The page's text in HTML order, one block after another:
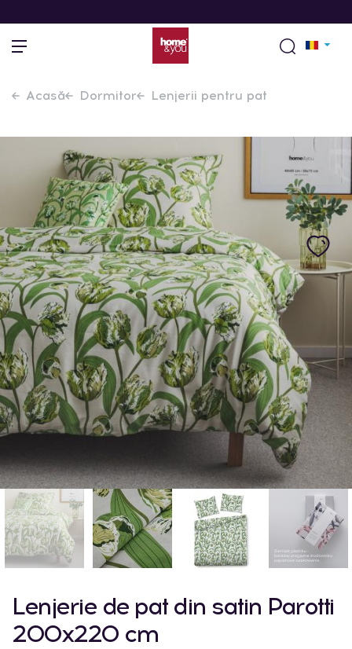
Acasă Dormitor Lenjerii pentru pat
Lenjerie de pat din satin Parotti
200x220 cm